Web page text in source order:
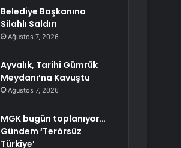
Belediye Başkanına
Silahlı Saldırı
Ağustos 7, 2026
Ayvalık, Tarihi Gümrük
Meydanı’na Kavuştu
Ağustos 7, 2026
MGK bugün toplanıyor…
Gündem ‘Terörsüz
Türkiye’